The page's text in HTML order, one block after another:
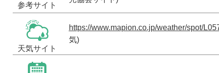
参考サイト
天気サイト
https://www.mapion.co.jp/weather/spot/
気)